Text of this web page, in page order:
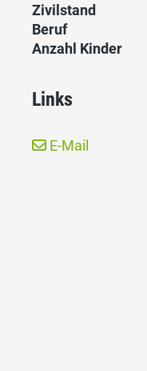
Zivilstand
Beruf
Anzahl Kinder
Links
E-Mail